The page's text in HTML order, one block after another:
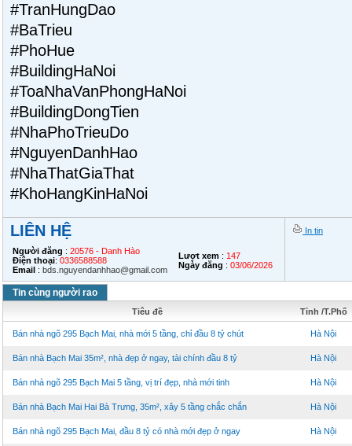
#TranHungDao
#BaTrieu
#PhoHue
#BuildingHaNoi
#ToaNhaVanPhongHaNoi
#BuildingDongTien
#NhaPhoTrieuDo
#NguyenDanhHao
#NhaThatGiaThat
#KhoHangKinHaNoi
LIÊN HỆ
Người đăng : 20576 - Danh Hào
Điện thoại: 0336588588
Email : bds.nguyendanhhao@gmail.com
Lượt xem : 147
Ngày đăng : 03/06/2026
In tin
Tin cùng người rao
Tiêu đề Tỉnh /T.Phố
Bán nhà ngõ 295 Bạch Mai, nhà mới 5 tầng, chỉ đầu 8 tỷ chút Hà Nội
Bán nhà Bạch Mai 35m², nhà đẹp ở ngay, tài chính đầu 8 tỷ Hà Nội
Bán nhà ngõ 295 Bạch Mai 5 tầng, vị trí đẹp, nhà mới tinh Hà Nội
Bán nhà Bạch Mai Hai Bà Trưng, 35m², xây 5 tầng chắc chắn Hà Nội
Bán nhà ngõ 295 Bạch Mai, đầu 8 tỷ có nhà mới đẹp ở ngay Hà Nội